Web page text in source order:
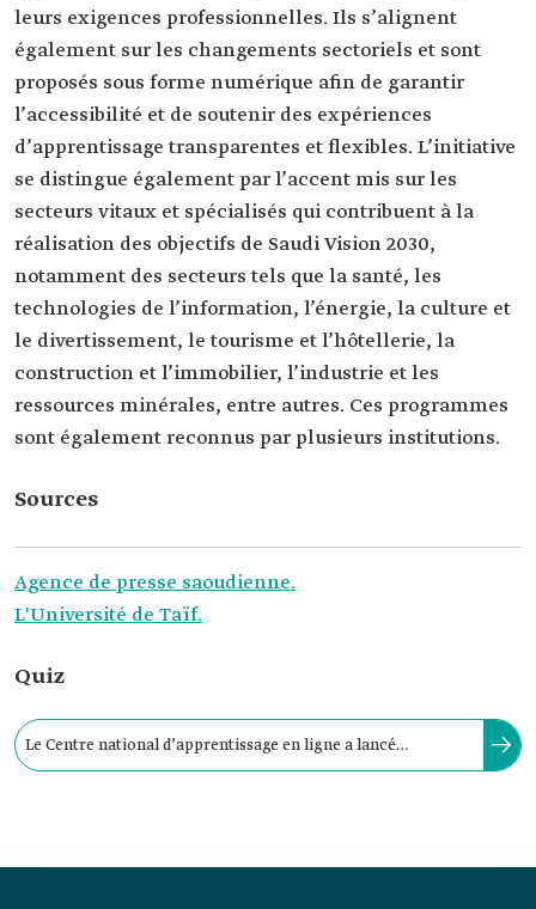
leurs exigences professionnelles. Ils s’alignent
également sur les changements sectoriels et sont
proposés sous forme numérique afin de garantir
l’accessibilité et de soutenir des expériences
d’apprentissage transparentes et flexibles. L’initiative
se distingue également par l’accent mis sur les
secteurs vitaux et spécialisés qui contribuent à la
réalisation des objectifs de Saudi Vision 2030,
notamment des secteurs tels que la santé, les
technologies de l’information, l’énergie, la culture et
le divertissement, le tourisme et l’hôtellerie, la
construction et l’immobilier, l’industrie et les
ressources minérales, entre autres. Ces programmes
sont également reconnus par plusieurs institutions.
Sources
Agence de presse saoudienne.
L'Université de Taïf.
Quiz
Le Centre national d’apprentissage en ligne a lancé